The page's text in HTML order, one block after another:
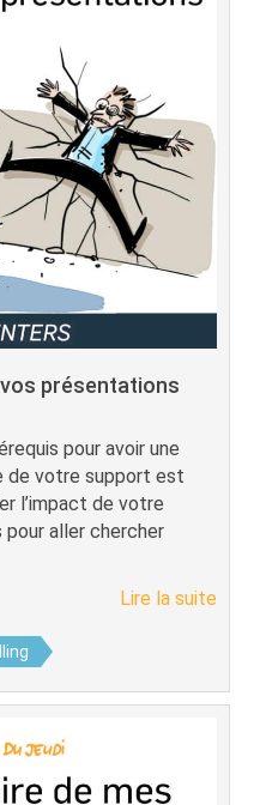
présentations
pour avoir une
de votre support est
l’impact de votre
pour aller chercher
Lire la suite